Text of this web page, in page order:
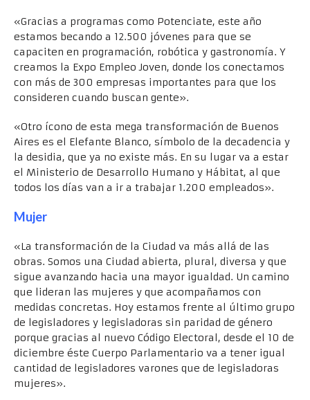
«Gracias a programas como Potenciate, este año
estamos becando a 12.500 jóvenes para que se
capaciten en programación, robótica y gastronomía. Y
creamos la Expo Empleo Joven, donde los conectamos
con más de 300 empresas importantes para que los
consideren cuando buscan gente».
«Otro ícono de esta mega transformación de Buenos
Aires es el Elefante Blanco, símbolo de la decadencia y
la desidia, que ya no existe más. En su lugar va a estar
el Ministerio de Desarrollo Humano y Hábitat, al que
todos los días van a ir a trabajar 1.200 empleados».
Mujer
«La transformación de la Ciudad va más allá de las
obras. Somos una Ciudad abierta, plural, diversa y que
sigue avanzando hacia una mayor igualdad. Un camino
que lideran las mujeres y que acompañamos con
medidas concretas. Hoy estamos frente al último grupo
de legisladores y legisladoras sin paridad de género
porque gracias al nuevo Código Electoral, desde el 10 de
diciembre éste Cuerpo Parlamentario va a tener igual
cantidad de legisladores varones que de legisladoras
mujeres».